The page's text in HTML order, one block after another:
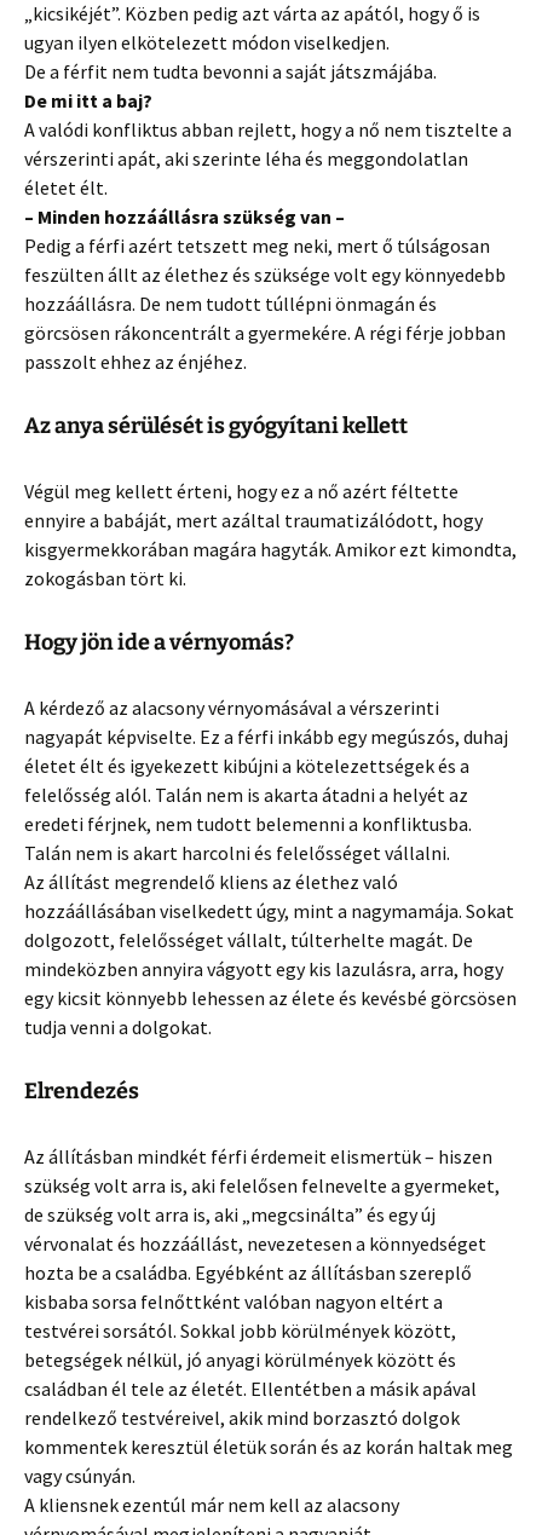
„kicsikéjét”. Közben pedig azt várta az apától, hogy ő is
ugyan ilyen elkötelezett módon viselkedjen.
De a férfit nem tudta bevonni a saját játszmájába.
De mi itt a baj?
A valódi konfliktus abban rejlett, hogy a nő nem tisztelte a
vérszerinti apát, aki szerinte léha és meggondolatlan
életet élt.
– Minden hozzáállásra szükség van –
Pedig a férfi azért tetszett meg neki, mert ő túlságosan
feszülten állt az élethez és szüksége volt egy könnyedebb
hozzáállásra. De nem tudott túllépni önmagán és
görcsösen rákoncentrált a gyermekére. A régi férje jobban
passzolt ehhez az énjéhez.
Az anya sérülését is gyógyítani kellett
Végül meg kellett érteni, hogy ez a nő azért féltette
ennyire a babáját, mert azáltal traumatizálódott, hogy
kisgyermekkorában magára hagyták. Amikor ezt kimondta,
zokogásban tört ki.
Hogy jön ide a vérnyomás?
A kérdező az alacsony vérnyomásával a vérszerinti
nagyapát képviselte. Ez a férfi inkább egy megúszós, duhaj
életet élt és igyekezett kibújni a kötelezettségek és a
felelősség alól. Talán nem is akarta átadni a helyét az
eredeti férjnek, nem tudott belemenni a konfliktusba.
Talán nem is akart harcolni és felelősséget vállalni.
Az állítást megrendelő kliens az élethez való
hozzáállásában viselkedett úgy, mint a nagymamája. Sokat
dolgozott, felelősséget vállalt, túlterhelte magát. De
mindeközben annyira vágyott egy kis lazulásra, arra, hogy
egy kicsit könnyebb lehessen az élete és kevésbé görcsösen
tudja venni a dolgokat.
Elrendezés
Az állításban mindkét férfi érdemeit elismertük – hiszen
szükség volt arra is, aki felelősen felnevelte a gyermeket,
de szükség volt arra is, aki „megcsinálta” és egy új
vérvonalat és hozzáállást, nevezetesen a könnyedséget
hozta be a családba. Egyébként az állításban szereplő
kisbaba sorsa felnőttként valóban nagyon eltért a
testvérei sorsától. Sokkal jobb körülmények között,
betegségek nélkül, jó anyagi körülmények között és
családban él tele az életét. Ellentétben a másik apával
rendelkező testvéreivel, akik mind borzasztó dolgok
kommentek keresztül életük során és az korán haltak meg
vagy csúnyán.
A kliensnek ezentúl már nem kell az alacsony